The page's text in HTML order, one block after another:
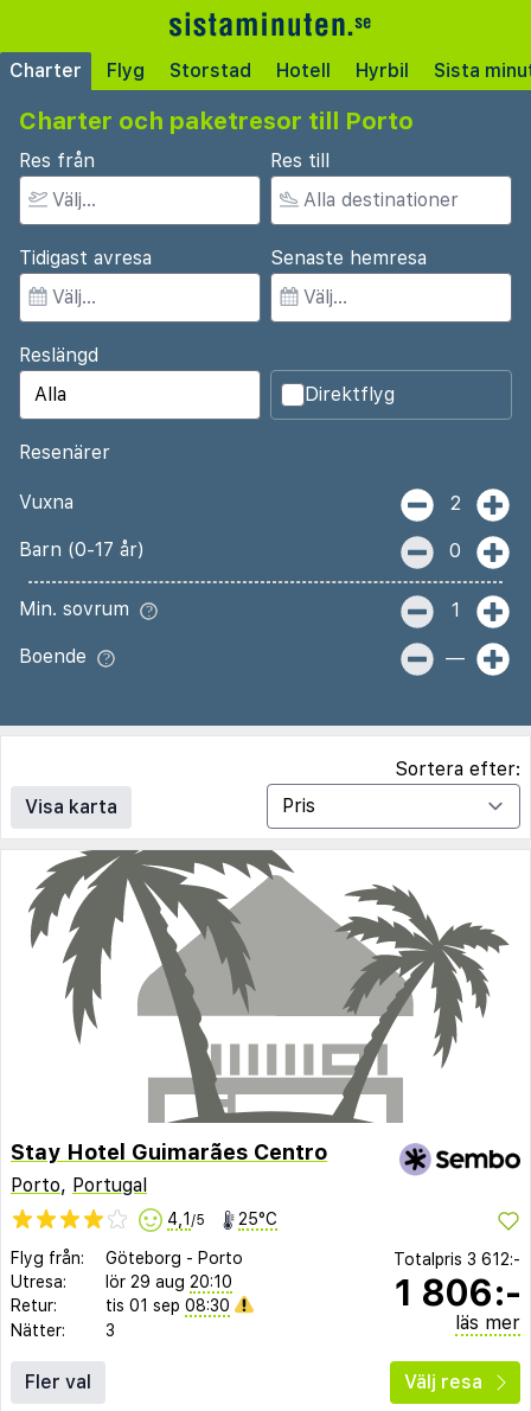
Charter Flyg Storstad Hotell Hyrbil Sista
Charter och paketresor till Porto
Res från Res till
Tidigast avresa Senaste hemresa
Reslängd
Direktflyg
Resenärer
Vuxna 2
Barn (0-17 år) 0
Min. sovrum 1
Boende —
Visa karta
Sortera efter:
Stay Hotel Guimarães Centro
Porto, Portugal
4,1 /5 25°C
Flyg från: Göteborg - Porto
Utresa:
lör 29 aug 20:10
Retur:
tis 01 sep 08:30
Nätter:
3
Totalpris 3 612:-
1 806:-
läs mer
Fler val Välj resa